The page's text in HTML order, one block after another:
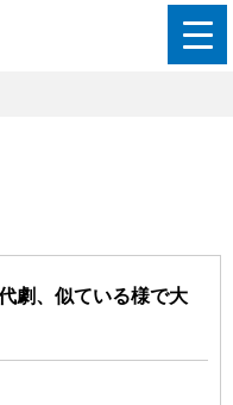
劇、似ている様で大